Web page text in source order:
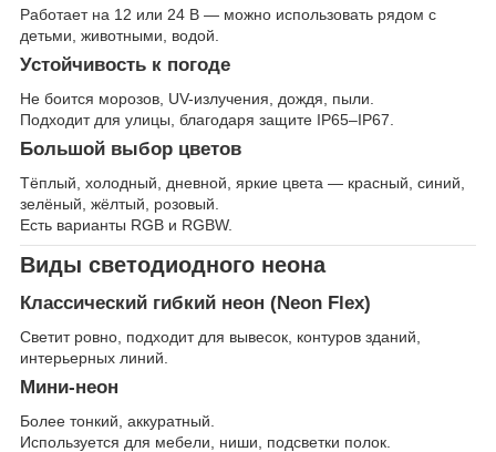
Работает на 12 или 24 В — можно использовать рядом с
детьми, животными, водой.
Устойчивость к погоде
Не боится морозов, UV-излучения, дождя, пыли.
Подходит для улицы, благодаря защите IP65–IP67.
Большой выбор цветов
Тёплый, холодный, дневной, яркие цвета — красный, синий,
зелёный, жёлтый, розовый.
Есть варианты RGB и RGBW.
Виды светодиодного неона
Классический гибкий неон (Neon Flex)
Светит ровно, подходит для вывесок, контуров зданий,
интерьерных линий.
Мини-неон
Более тонкий, аккуратный.
Используется для мебели, ниши, подсветки полок.